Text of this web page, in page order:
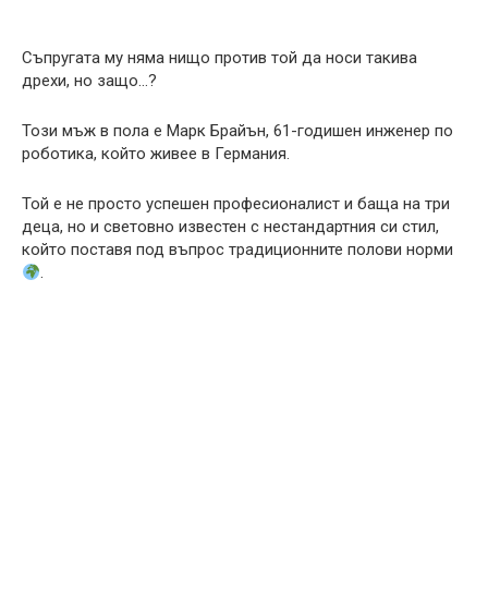
Съпругата му няма нищо против той да носи такива
дрехи, но защо…?
Този мъж в пола е Марк Брайън, 61-годишен инженер по
роботика, който живее в Германия.
Той е не просто успешен професионалист и баща на три
деца, но и световно известен с нестандартния си стил,
който поставя под въпрос традиционните полови норми
.